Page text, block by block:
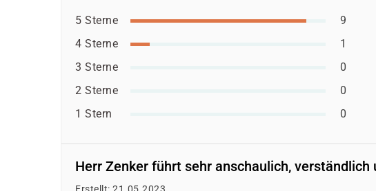
5 Sterne
9
4 Sterne
1
3 Sterne
0
2 Sterne
0
1 Stern
0
Herr Zenker führt sehr anschaulich, verständlich